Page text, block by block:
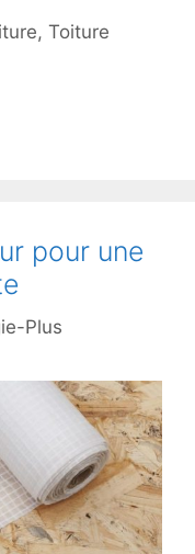
,Toiture
pour une
Plus